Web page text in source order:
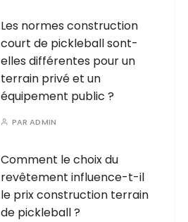
Les normes construction
court de pickleball sont-
elles différentes pour un
terrain privé et un
équipement public ?
PARADMIN
Comment le choix du
revêtement influence-t-il
le prix construction terrain
de pickleball ?